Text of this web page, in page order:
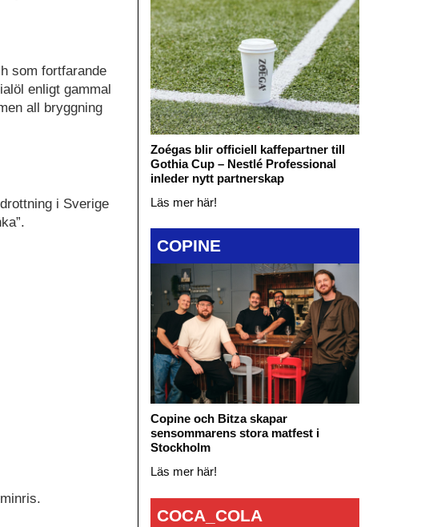
som fortfarande
enligt gammal
all bryggning
i Sverige
Zoégas blir officiell kaffepartner till
Gothia Cup – Nestlé Professional
inleder nytt partnerskap
Läs mer här!
COPINE
Copine och Bitza skapar
sensommarens stora matfest i
Stockholm
Läs mer här!
COCA_COLA